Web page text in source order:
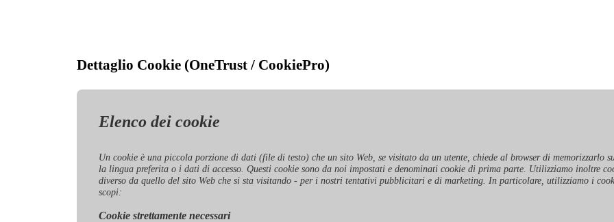
Dettaglio Cookie (OneTrust / CookiePro)
Elenco dei cookie
Un cookie è una piccola porzione di dati (file di testo) che un sito Web, se visitato da un utente, chiede al browser di memorizzarlo
la lingua preferita o i dati di accesso. Questi cookie sono da noi impostati e denominati cookie di prima parte. Utilizziamo inoltre
diverso da quello del sito Web che si sta visitando - per i nostri tentativi pubblicitari e di marketing. In particolare, utilizziamo i
scopi:
Cookie strettamente necessari